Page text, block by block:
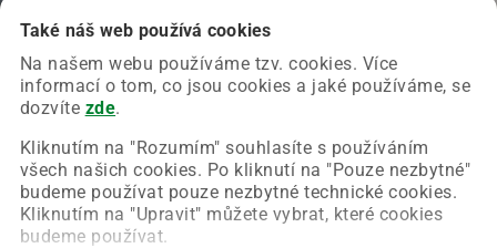
Také náš web používá cookies
Na našem webu používáme tzv. cookies. Více
informací o tom, co jsou cookies a jaké používáme, se
dozvíte zde.
Kliknutím na "Rozumím" souhlasíte s používáním
všech našich cookies. Po kliknutí na "Pouze nezbytné"
budeme používat pouze nezbytné technické cookies.
Kliknutím na "Upravit" můžete vybrat, které cookies
budeme používat.
Chyba nastala na naší straně a už ji opravujeme.
Zkuste prosím znovu načíst požadovanou stránku.
Obnovit stránku Úvodní strana